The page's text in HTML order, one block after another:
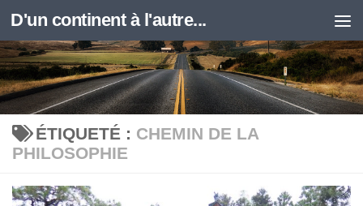
Skip to content
D'un continent à l'autre...
ÉTIQUETÉ : CHEMIN DE LA
PHILOSOPHIE